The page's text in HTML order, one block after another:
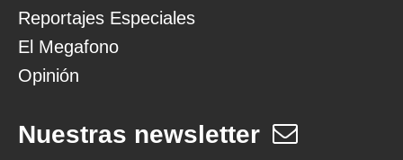
Reportajes Especiales
El Megafono
Opinión
Nuestras newsletter